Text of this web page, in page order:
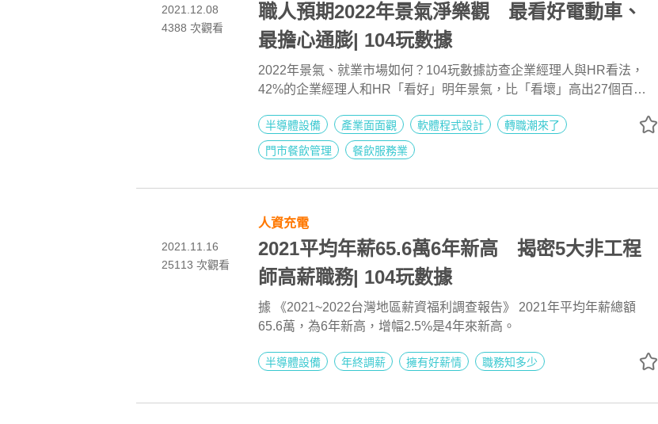
2021.12.08
4388 次觀看
職人預期2022年景氣淨樂觀 最看好電動車、
最擔心通膨| 104玩數據
2022年景氣、就業市場如何？104玩數據訪查企業經理人與HR看法，
42%的企業經理人和HR「看好」明年景氣，比「看壞」高出27個百分
12月工作數89.7萬個再創歷史新高，年度徵才風雲產業以「電子資訊 ∕軟
體∕半導體」為首，疫後反彈以「住宿∕餐飲服務業」最猛。
半導體設備 產業面面觀 軟體程式設計
轉職潮來了
門市餐飲管理
餐飲服務業
2021.11.16
25113 次觀看
人資充電
2021平均年薪65.6萬6年新高 揭密5大非工程
師高薪職務| 104玩數據
據 《2021~2022台灣地區薪資福利調查報告》 2021年平均年薪總額
65.6萬，為6年新高，增幅2.5%是4年來新高。
半導體設備 年終調薪 擁有好薪情 職務知多少